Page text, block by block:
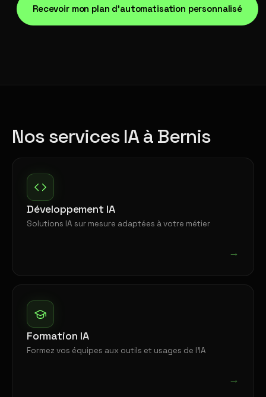
Recevoir mon plan d'automatisation personnalisé
Nos services IA à Bernis
Développement IA
Solutions IA sur mesure adaptées à votre métier
→
Formation IA
Formez vos équipes aux outils et usages de l'IA
→